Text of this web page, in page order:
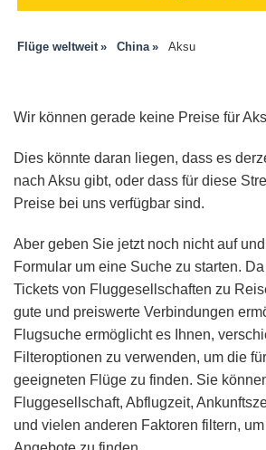
Flüge weltweit China Aksu
Wir können gerade keine Preise für
Dies könnte daran liegen, dass es
nach Aksu gibt, oder dass für diese
Preise bei uns verfügbar sind.
Aber geben Sie jetzt noch nicht auf
Formular um eine Suche zu starten.
Tickets von Fluggesellschaften zu
gute und preiswerte Verbindungen
Flugsuche ermöglicht es Ihnen,
Filteroptionen zu verwenden, um die
geeigneten Flüge zu finden. Sie
Fluggesellschaft, Abflugzeit,
und vielen anderen Faktoren filtern,